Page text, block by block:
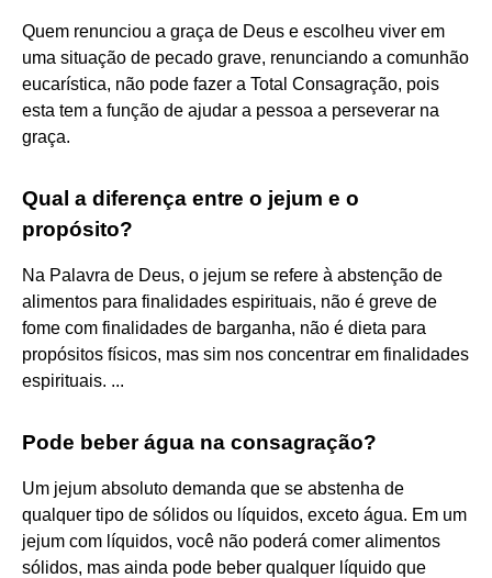
Quem renunciou a graça de Deus e escolheu viver em
uma situação de pecado grave, renunciando a comunhão
eucarística, não pode fazer a Total Consagração, pois
esta tem a função de ajudar a pessoa a perseverar na
graça.
Qual a diferença entre o jejum e o
propósito?
Na Palavra de Deus, o jejum se refere à abstenção de
alimentos para finalidades espirituais, não é greve de
fome com finalidades de barganha, não é dieta para
propósitos físicos, mas sim nos concentrar em finalidades
espirituais. ...
Pode beber água na consagração?
Um jejum absoluto demanda que se abstenha de
qualquer tipo de sólidos ou líquidos, exceto água. Em um
jejum com líquidos, você não poderá comer alimentos
sólidos, mas ainda pode beber qualquer líquido que